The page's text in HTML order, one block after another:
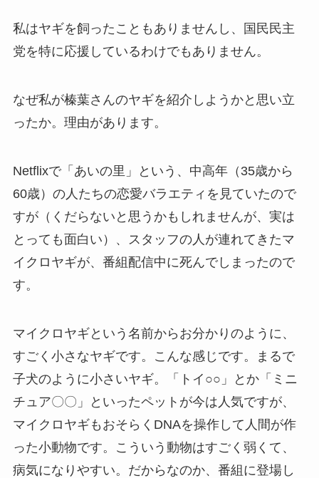
私はヤギを飼ったこともありませんし、国民民主
党を特に応援しているわけでもありません。
なぜ私が榛葉さんのヤギを紹介しようかと思い立
ったか。理由があります。
Netflixで「あいの里」という、中高年（35歳から
60歳）の人たちの恋愛バラエティを見ていたので
すが（くだらないと思うかもしれませんが、実は
とっても面白い）、スタッフの人が連れてきたマ
イクロヤギが、番組配信中に死んでしまったので
す。
マイクロヤギという名前からお分かりのように、
すごく小さなヤギです。こんな感じです。まるで
子犬のように小さいヤギ。「トイ○○」とか「ミニ
チュア〇〇」といったペットが今は人気ですが、
マイクロヤギもおそらくDNAを操作して人間が作
った小動物です。こういう動物はすごく弱くて、
病気になりやすい。だからなのか、番組に登場し